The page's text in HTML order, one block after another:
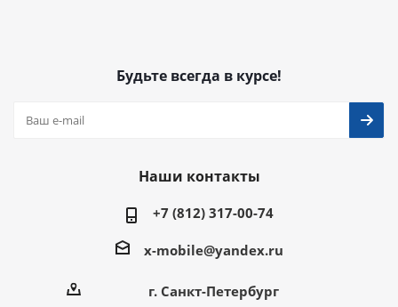
Будьте всегда в курсе!
Наши контакты
+7 (812) 317-00-74
x-mobile@yandex.ru
г. Санкт-Петербург